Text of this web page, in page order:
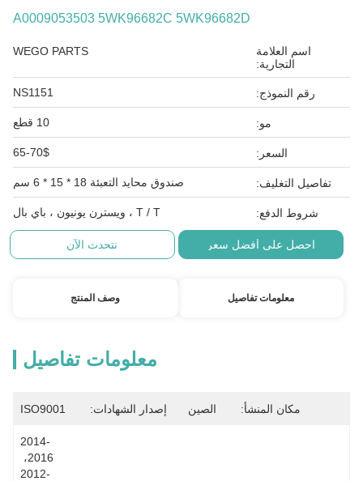
A0009053503 5WK96682C 5WK96682D
اسم العلامة
التجارية:
WEGO PARTS
رقم النموذج: NS1151
مو: 10 قطع
السعر: 65-70$
تفاصيل التغليف: صندوق محايد التعبئة 18 * 15 * 6 سم
شروط الدفع: T / T ، ويسترن يونيون ، باي بال
احصل على أفضل سعر نتحدث الآن
معلومات تفاصيل وصف المنتج
معلومات تفاصيل
مكان المنشأ: الصين إصدار الشهادات: ISO9001
2014-
2012-